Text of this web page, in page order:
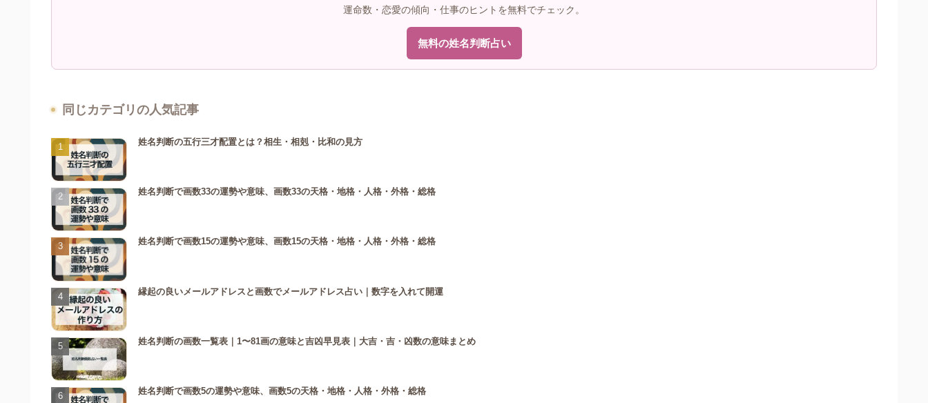
運命数・恋愛の傾向・仕事のヒントを無料でチェック。
無料の姓名判断占い
同じカテゴリの人気記事
姓名判断の五行三才配置とは？相生・相剋・比和の見方
姓名判断で画数33の運勢や意味、画数33の天格・地格・人格・外格・総格
姓名判断で画数15の運勢や意味、画数15の天格・地格・人格・外格・総格
縁起の良いメールアドレスと画数でメールアドレス占い｜数字を入れて開運
姓名判断の画数一覧表｜1〜81画の意味と吉凶早見表｜大吉・吉・凶数の意味まとめ
姓名判断で画数5の運勢や意味、画数5の天格・地格・人格・外格・総格